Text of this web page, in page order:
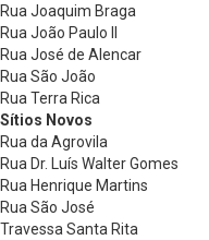
Rua Joaquim Braga
Rua João Paulo II
Rua José de Alencar
Rua São João
Rua Terra Rica
Sítios Novos
Rua da Agrovila
Rua Dr. Luís Walter Gomes
Rua Henrique Martins
Rua São José
Travessa Santa Rita